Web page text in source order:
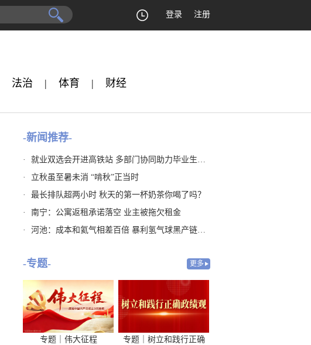
登录 注册
法治 | 体育 | 财经
-新闻推荐-
·
就业双选会开进高铁站 多部门协同助力毕业生就业
·
立秋虽至暑未消 “啃秋”正当时
·
最长排队超两小时 秋天的第一杯奶茶你喝了吗？
·
南宁：公寓返租承诺落空 业主被拖欠租金
·
河池：成本和氦气相差百倍 暴利氢气球黑产链隐藏20年
-专题- 更多
专题｜伟大征程
专题｜树立和践行正确